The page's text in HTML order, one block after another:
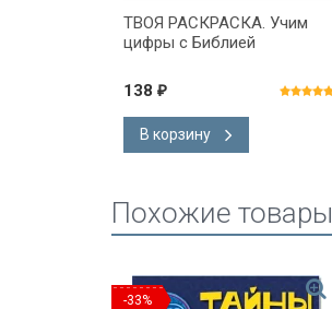
ТВОЯ РАСКРАСКА. Учим
цифры с Библией
138 ₽
В корзину
Похожие товары
-33%